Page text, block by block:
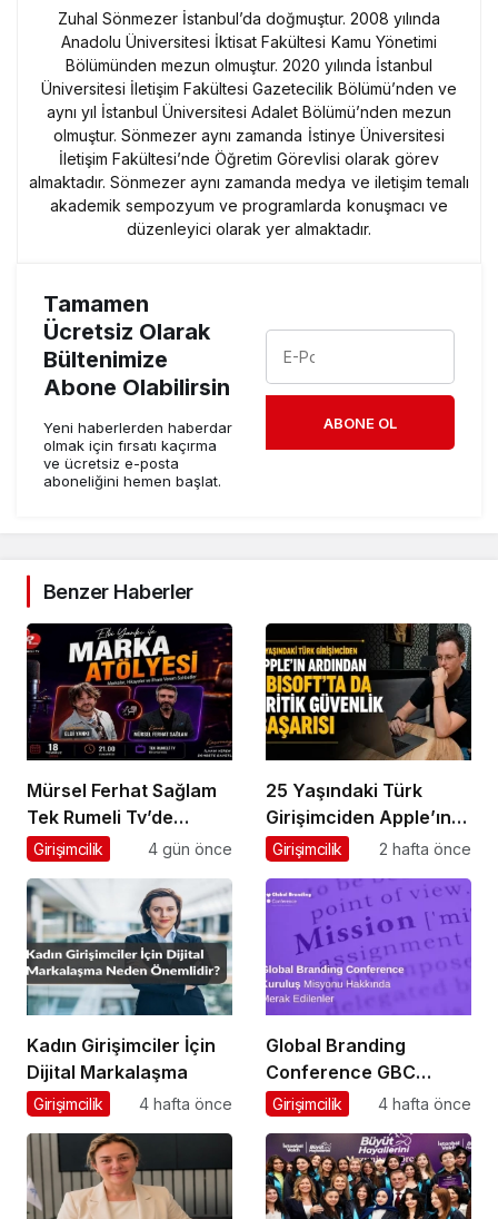
Zuhal Sönmezer İstanbul’da doğmuştur. 2008 yılında
Anadolu Üniversitesi İktisat Fakültesi Kamu Yönetimi
Bölümünden mezun olmuştur. 2020 yılında İstanbul
Üniversitesi İletişim Fakültesi Gazetecilik Bölümü’nden ve
aynı yıl İstanbul Üniversitesi Adalet Bölümü’nden mezun
olmuştur. Sönmezer aynı zamanda İstinye Üniversitesi
İletişim Fakültesi’nde Öğretim Görevlisi olarak görev
almaktadır. Sönmezer aynı zamanda medya ve iletişim temalı
akademik sempozyum ve programlarda konuşmacı ve
düzenleyici olarak yer almaktadır.
Tamamen
Ücretsiz Olarak
Bültenimize
Abone Olabilirsin
Yeni haberlerden haberdar
olmak için fırsatı kaçırma
ve ücretsiz e-posta
aboneliğini hemen başlat.
ABONE OL
Benzer Haberler
Mürsel Ferhat Sağlam
Tek Rumeli Tv’de
Marka Atölyesi
Oldu
Girişimcilik 4 gün önce
25 Yaşındaki Türk
Girişimciden Apple’ın
Ardından Ubisoft
Girişimcilik 2 hafta önce
Kadın Girişimciler İçin
Dijital Markalaşma
Girişimcilik 4 hafta önce
Global Branding
Conference GBC
Misyonu Hakkında
Girişimcilik 4 hafta önce